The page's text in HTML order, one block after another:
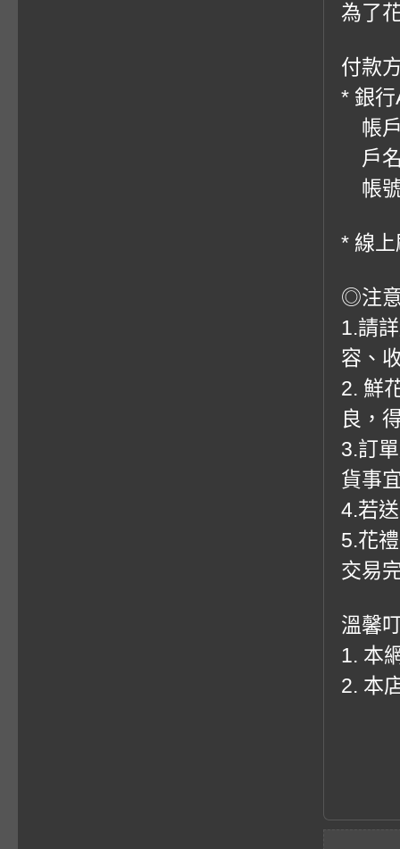
為了
付款
* 銀
帳戶
戶
帳
* 線
◎注
1.請
容、
2. 鮮
良，
3.訂
貨事
4.若
5.花
交易
溫馨
1. 本
2. 本